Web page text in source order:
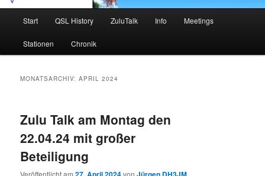
Start QSL History ZuluTalk Info Meetings
Stationen Chronik
MONATSARCHIV:APRIL 2024
Zulu Talk am Montag den
22.04.24 mit großer
Beteiligung